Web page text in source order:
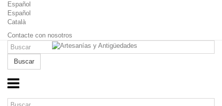
Español
Español
Català
Contacte con nosotros
Buscar